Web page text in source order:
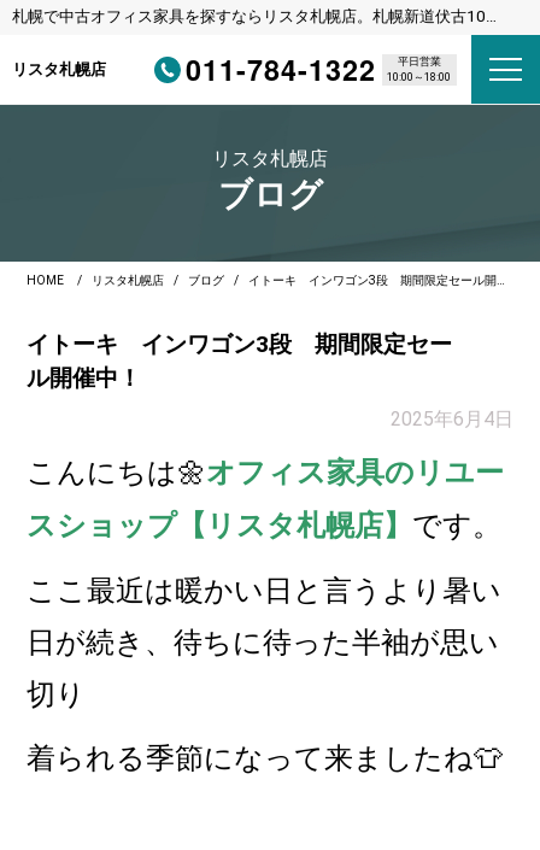
札幌で中古オフィス家具を探すならリスタ札幌店。札幌新道伏古10
リスタ札幌店
011-784-1322
平日営業
10:00～18:00
リスタ札幌店
ブログ
HOME リスタ札幌店 ブログ イトーキ インワゴン3段 期間限定セール開催中！
イトーキ インワゴン3段 期間限定セー
ル開催中！
2025年6月4日
こんに ちは🌼オフィス家具のリユー
スショップ【リスタ札幌店】 です。
ここ最近は暖かい日と言うより暑い
日が続き、待ちに待った半袖が思い
切り
着られる季節になって来ましたね👕